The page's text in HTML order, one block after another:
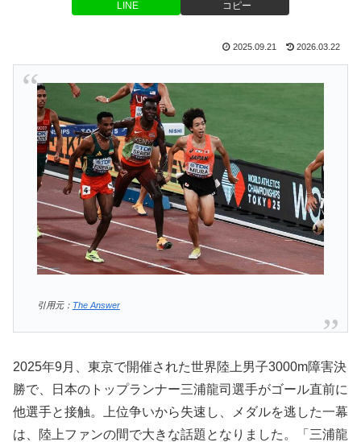
LINE コピー
2025.09.21 2026.03.22
引用元： The Answer
2025年9月、東京で開催された世界陸上男子3000m障害決
勝で、日本のトップランナー三浦龍司選手がゴール直前に
他選手と接触。上位争いから失速し、メダルを逃した一幕
は、陸上ファンの間で大きな話題となりました。「三浦龍